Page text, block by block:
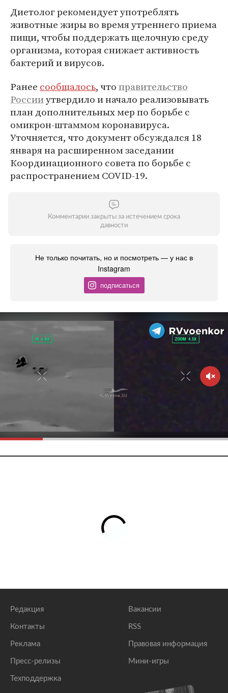
Диетолог рекомендует употреблять
животные жиры во время утреннего приема
пищи, чтобы поддержать щелочную среду
организма, которая снижает активность
бактерий и вирусов.
Ранее сообщалось, чтоправительство
Россииутвердило и начало реализовывать
план дополнительных мер по борьбе с
омикрон-штаммом коронавируса.
Уточняется, что документ обсуждался 18
января на расширенном заседании
Координационного совета по борьбе с
распространением COVID-19.
Комментарии закрыты за истечением срока
давности
Не только почитать, но и посмотреть — у нас в
Instagram
подписаться
Редакция
Контакты
Реклама
Пресс-релизы
Техподдержка
Вакансии
RSS
Правовая информация
Мини-игры